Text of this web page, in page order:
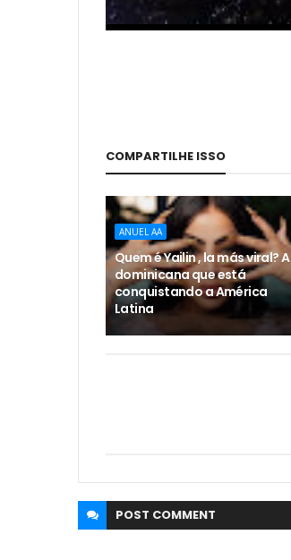
COMPARTILHE ISSO
ANUEL AA
Quem é Yailin , la más viral? A
dominicana que está
conquistando a América
Latina
POST COMMENT